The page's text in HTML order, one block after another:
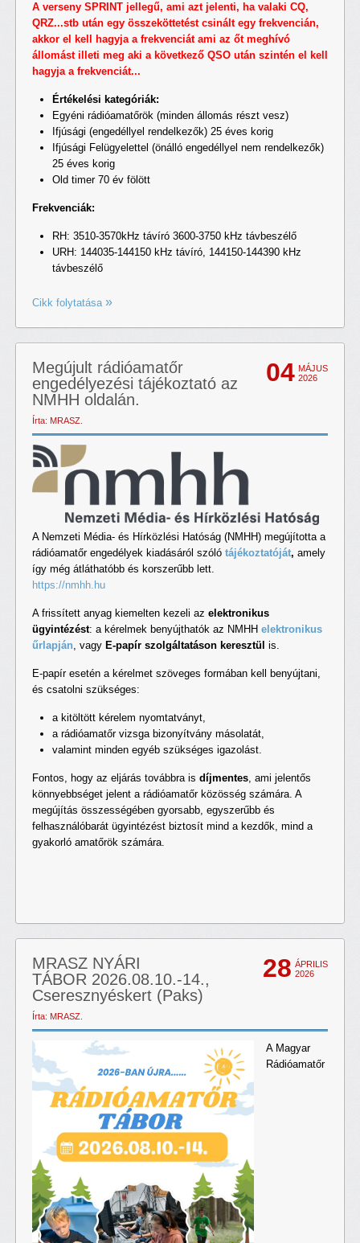
A verseny SPRINT jellegű, ami azt jelenti, ha valaki CQ,
QRZ...stb után egy összeköttetést csinált egy frekvencián,
akkor el kell hagyja a frekvenciát ami az őt meghívó
állomást illeti meg aki a következő QSO után szintén el kell
hagyja a frekvenciát...
Értékelési kategóriák:
Egyéni rádióamatőrök (minden állomás részt vesz)
Ifjúsági (engedéllyel rendelkezők) 25 éves korig
Ifjúsági Felügyelettel (önálló engedéllyel nem rendelkezők)
25 éves korig
Old timer 70 év fölött
Frekvenciák:
RH: 3510-3570kHz távíró 3600-3750 kHz távbeszélő
URH: 144035-144150 kHz távíró, 144150-144390 kHz
távbeszélő
Cikk folytatása
04 MÁJUS
2026
Megújult rádióamatőr
engedélyezési tájékoztató az
NMHH oldalán.
Írta: MRASZ.
A Nemzeti Média- és Hírközlési Hatóság (NMHH) megújította a
rádióamatőr engedélyek kiadásáról szóló tájékoztatóját, amely
így még átláthatóbb és korszerűbb lett.
https://nmhh.hu
A frissített anyag kiemelten kezeli az elektronikus
ügyintézést: a kérelmek benyújthatók az NMHH elektronikus
űrlapján , vagy E-papír szolgáltatáson keresztül is.
E-papír esetén a kérelmet szöveges formában kell benyújtani,
és csatolni szükséges:
a kitöltött kérelem nyomtatványt,
a rádióamatőr vizsga bizonyítvány másolatát,
valamint minden egyéb szükséges igazolást.
Fontos, hogy az eljárás továbbra is díjmentes , ami jelentős
könnyebbséget jelent a rádióamatőr közösség számára. A
megújítás összességében gyorsabb, egyszerűbb és
felhasználóbarát ügyintézést biztosít mind a kezdők, mind a
gyakorló amatőrök számára.
28 ÁPRILIS
2026
MRASZ NYÁRI
TÁBOR 2026.08.10.-14.,
Cseresznyéskert (Paks)
Írta: MRASZ.
A Magyar
Rádióamatőr